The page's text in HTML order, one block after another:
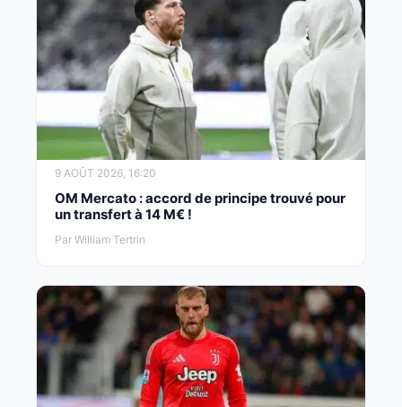
9 AOÛT 2026, 16:20
OM Mercato : accord de principe trouvé pour
un transfert à 14 M€ !
Par William Tertrin